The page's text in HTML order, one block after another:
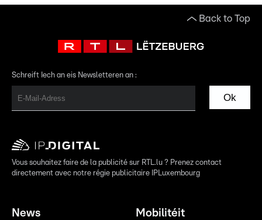
Back to Top
Schreift Iech an eis Newsletteren an :
Ok
Vous souhaitez faire de la publicité sur RTL.lu ? Prenez contact
directement avec notre régie publicitaire IPLuxembourg
News Mobilitéit